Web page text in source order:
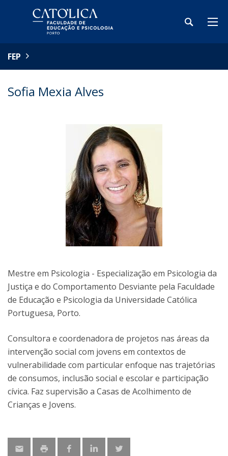
FEP
Sofia Mexia Alves
Mestre em Psicologia - Especialização em Psicologia da
Justiça e do Comportamento Desviante pela Faculdade
de Educação e Psicologia da Universidade Católica
Portuguesa, Porto.
Consultora e coordenadora de projetos nas áreas da
intervenção social com jovens ​​em contextos de
vulnerabilidade com particular enfoque nas trajetórias
de consumos, inclusão social e escolar e participação
cívica. Faz supervisão a Casas de Acolhimento de
Crianças e Jovens.